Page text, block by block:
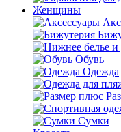
Женщины
Обувь
Одежда
Сумки